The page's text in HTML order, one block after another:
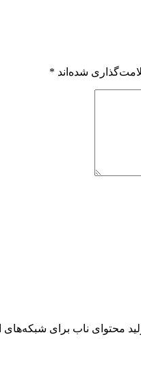
شده‌اند *
محتوای ناب برای شبکه‌های